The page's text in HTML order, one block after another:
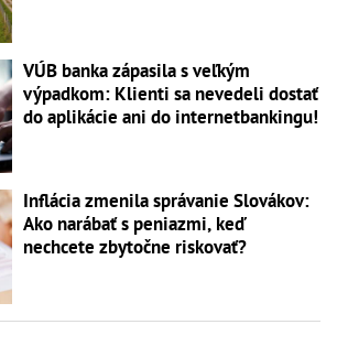
VÚB banka zápasila s veľkým
výpadkom: Klienti sa nevedeli dostať
do aplikácie ani do internetbankingu!
Inflácia zmenila správanie Slovákov:
Ako narábať s peniazmi, keď
nechcete zbytočne riskovať?